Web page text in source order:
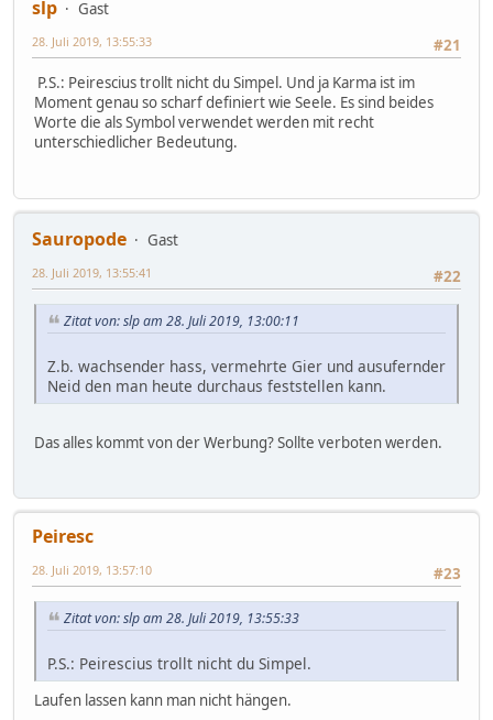
slp
Gast
#21
28. Juli 2019, 13:55:33
P.S.: Peirescius trollt nicht du Simpel. Und ja Karma ist im
Moment genau so scharf definiert wie Seele. Es sind beides
Worte die als Symbol verwendet werden mit recht
unterschiedlicher Bedeutung.
Sauropode
Gast
#22
28. Juli 2019, 13:55:41
Zitat von: slp am 28. Juli 2019, 13:00:11
Z.b. wachsender hass, vermehrte Gier und ausufernder
Neid den man heute durchaus feststellen kann.
Das alles kommt von der Werbung? Sollte verboten werden.
Peiresc
#23
28. Juli 2019, 13:57:10
Zitat von: slp am 28. Juli 2019, 13:55:33
P.S.: Peirescius trollt nicht du Simpel.
Laufen lassen kann man nicht hängen.